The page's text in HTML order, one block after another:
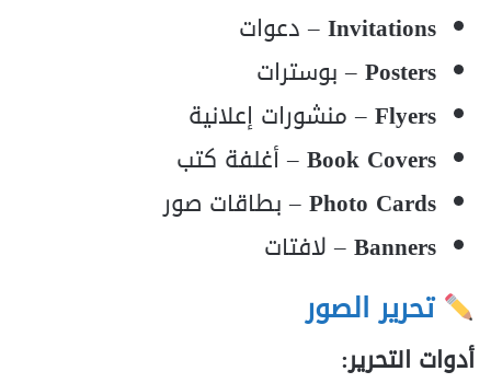
Invitations– دعوات
Posters– بوسترات
Flyers– منشورات إعلانية
Book Covers– أغلفة كتب
Photo Cards– بطاقات صور
Banners– لافتات
تحرير الصور
أدوات التحرير: